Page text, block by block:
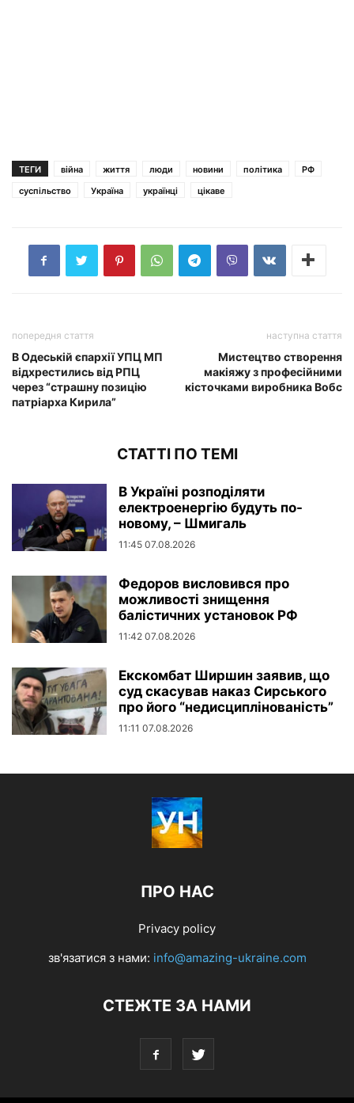
ТЕГИ війна життя люди новини політика
РФ
суспільство
Україна українці цікаве
попередня стаття
В Одеській єпархії УПЦ МП
відхрестились від РПЦ
через “страшну позицію
патріарха Кирила”
наступна стаття
Мистецтво створення
макіяжу з професійними
кісточками виробника Вобс
СТАТТІ ПО ТЕМІ
В Україні розподіляти
електроенергію будуть по-
новому, – Шмигаль
11:45 07.08.2026
Федоров висловився про
можливості знищення
балістичних установок РФ
11:42 07.08.2026
Екскомбат Ширшин заявив, що
суд скасував наказ Сирського
про його “недисциплінованість”
11:11 07.08.2026
ПРО НАС
Privacy policy
зв'язатися з нами: info@amazing-ukraine.com
СТЕЖТЕ ЗА НАМИ